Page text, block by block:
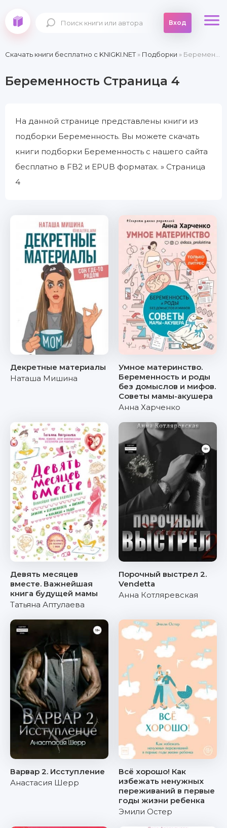
Вход
Скачать книги бесплатно c KNIGKI.NET» Подборки » Беременность » Страница 4
Беременность Страница 4
На данной странице представлены книги из
подборки Беременность. Вы можете скачать
книги подборки Беременность с нашего сайта
бесплатно в FB2 и EPUB форматах. » Страница
4
Декретные материалы
Наташа Мишина
Умное материнство.
Беременность и роды
без домыслов и мифов.
Советы мамы-акушера
Анна Харченко
Девять месяцев
вместе. Важнейшая
книга будущей мамы
Татьяна Аптулаева
Порочный выстрел 2.
Vendetta
Анна Котляревская
Варвар 2. Исступление
Анастасия Шерр
Всё хорошо! Как
избежать ненужных
переживаний в первые
годы жизни ребенка
Эмили Остер